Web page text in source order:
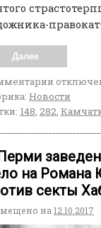
Далее
Новости
148, 282,
на Романа
секты
на 12.10.2017